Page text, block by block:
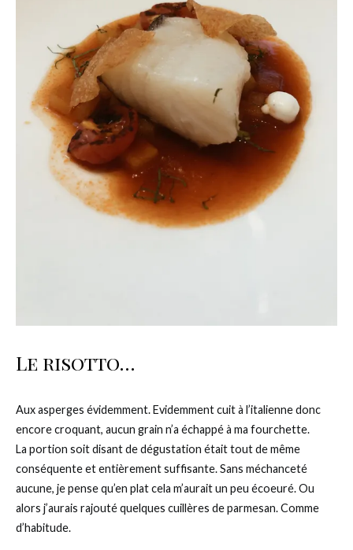
Le risotto…
Aux asperges évidemment. Evidemment cuit à l’italienne donc
encore croquant, aucun grain n’a échappé à ma fourchette.
La portion soit disant de dégustation était tout de même
conséquente et entièrement suffisante. Sans méchanceté
aucune, je pense qu’en plat cela m’aurait un peu écoeuré. Ou
alors j’aurais rajouté quelques cuillères de parmesan. Comme
d’habitude.